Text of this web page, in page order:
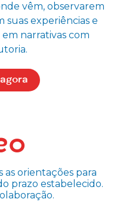
vêm, observarem
suas experiências e
narrativas com
as orientações para
prazo estabelecido.